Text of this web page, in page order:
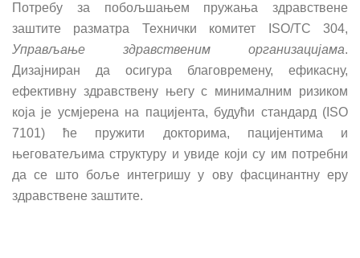
Потребу за побољшањем пружања здравствене
заштите разматра Технички комитет ISO/TC 304,
Управљање здравственим организацијама.
Дизајниран да осигура благовремену, ефикасну,
ефективну здравствену његу с минималним ризиком
која је усмјерена на пацијента, будући стандард (ISO
7101)ће пружити докторима, пацијентима и
његоватељима структуру и увиде који су им потребни
да се што боље интегришу у ову фасцинантну еру
здравствене заштите.